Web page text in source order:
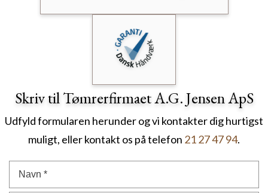
Skriv til Tømrerfirmaet A.G. Jensen ApS
Udfyld formularen herunder og vi kontakter dig hurtigst
muligt, eller kontakt os på telefon 21 27 47 94.